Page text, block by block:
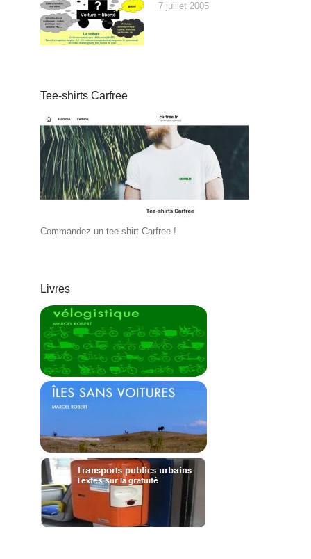
7 juillet 2005
Tee-shirts Carfree
Commandez un tee-shirt Carfree !
Livres